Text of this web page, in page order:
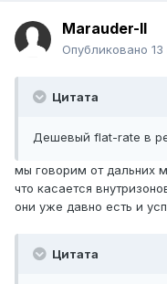
Marauder-II
Опубликовано
Цитата
Дешевый flat-rate в
мы говорим от дальних
что касается
они уже давно есть и
Цитата